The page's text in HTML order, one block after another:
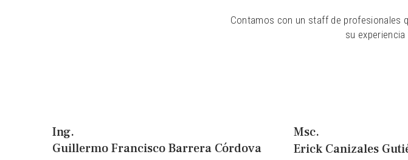
Contamos con un staff de profesionales
su
Ing.
Guillermo Francisco Barrera Córdova
Msc.
Erick Canizales